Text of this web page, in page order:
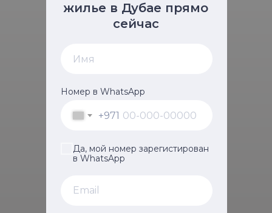
жилье в Дубае прямо
сейчас
Номер в WhatsApp
+971
Да, мой номер зарегистирован
в WhatsApp